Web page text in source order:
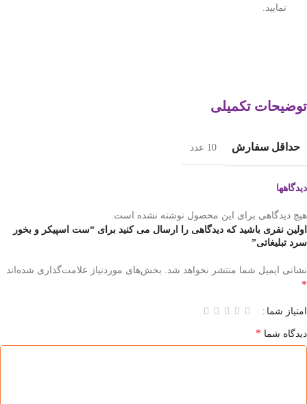
نمایید.
توضیحات تکمیلی
حداقل سفارش 10 عدد
دیدگاهها
هیچ دیدگاهی برای این محصول نوشته نشده است.
اولین نفری باشید که دیدگاهی را ارسال می کنید برای “ست اسپیکر و بخور
سرد تبلیغاتی”
نشانی ایمیل شما منتشر نخواهد شد. بخش‌های موردنیاز علامت‌گذاری شده‌اند
*
امتیاز شما
دیدگاه شما *